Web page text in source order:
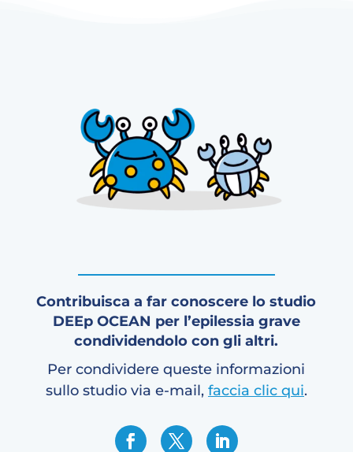
Contribuisca a far conoscere lo studio
DEEp OCEAN per l’epilessia grave
condividendolo con gli altri.
Per condividere queste informazioni
sullo studio via e-mail, faccia clic qui.